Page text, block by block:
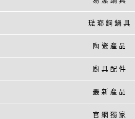
琺 瑯 鋼 鍋 具
陶 瓷 產 品
廚 具 配 件
最 新 產 品
官 網 獨 家